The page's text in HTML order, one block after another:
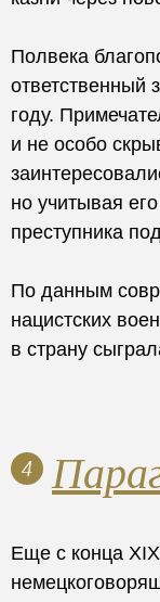
Полвека
ответственный
году.
и не особо
но учитывая
преступника
По данным
нацистских
в страну
4
Еще с конца